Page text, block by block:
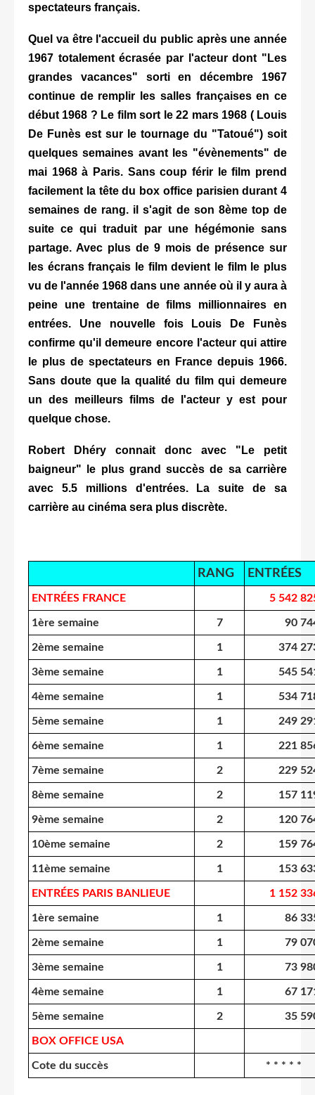
spectateurs français.
Quel va être l'accueil du public après une année
1967 totalement écrasée par l'acteur dont "Les
grandes vacances" sorti en décembre 1967
continue de remplir les salles françaises en ce
début 1968 ? Le film sort le 22 mars 1968 ( Louis
De Funès est sur le tournage du "Tatoué") soit
quelques semaines avant les "évènements" de
mai 1968 à Paris. Sans coup férir le film prend
facilement la tête du box office parisien durant 4
semaines de rang. il s'agit de son 8ème top de
suite ce qui traduit par une hégémonie sans
partage. Avec plus de 9 mois de présence sur
les écrans français le film devient le film le plus
vu de l'année 1968 dans une année où il y aura à
peine une trentaine de films millionnaires en
entrées. Une nouvelle fois Louis De Funès
confirme qu'il demeure encore l'acteur qui attire
le plus de spectateurs en France depuis 1966.
Sans doute que la qualité du film qui demeure
un des meilleurs films de l'acteur y est pour
quelque chose.
Robert Dhéry connait donc avec "Le petit
baigneur" le plus grand succès de sa carrière
avec 5.5 millions d'entrées. La suite de sa
carrière au cinéma sera plus discrète.
RANG ENTRÉES
ENTRÉES FRANCE 5 542
1ère semaine 7 90
2ème semaine 1 374
3ème semaine 1 545
4ème semaine 1 534
5ème semaine 1 249
6ème semaine 1 221
7ème semaine 2 229
8ème semaine 2 157
9ème semaine 2 120
10ème semaine 2 159
11ème semaine 1 153
ENTRÉES PARIS BANLIEUE 1 152
1ère semaine 1 86
2ème semaine 1 79
3ème semaine 1 73
4ème semaine 1 67
5ème semaine 2 35
BOX OFFICE USA
Cote du succès * * * * *